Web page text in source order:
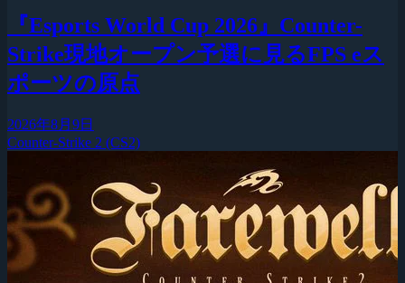
『Esports World Cup 2026』Counter-
Strike現地オープン予選に見るFPS eス
ポーツの原点
2026年8月9日
Counter-Strike 2 (CS2)